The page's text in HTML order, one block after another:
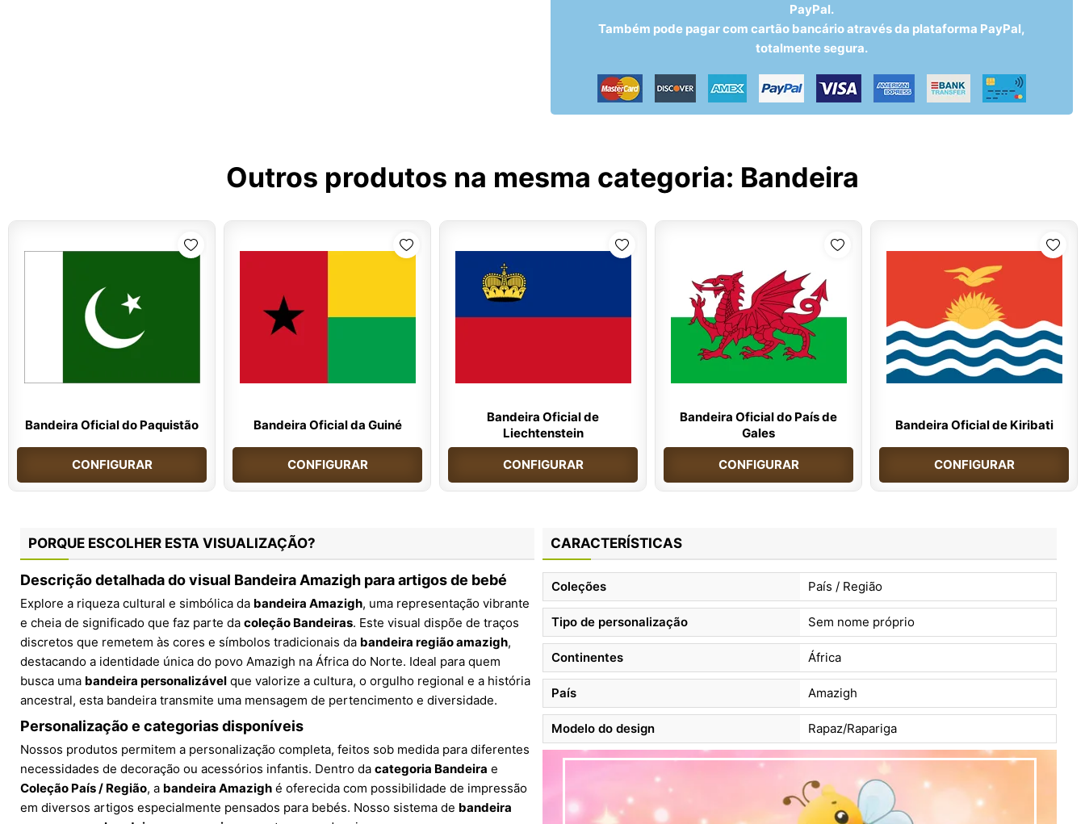
PayPal.
Também pode pagar com cartão bancário através da plataforma PayPal,
totalmente segura.
Outros produtos na mesma categoria: Bandeira
Bandeira Oficial do Paquistão
CONFIGURAR
Bandeira Oficial da Guiné
CONFIGURAR
Bandeira Oficial de
Liechtenstein
CONFIGURAR
Bandeira Oficial do País de
Gales
CONFIGURAR
Bandeira Oficial de Kiribati
CONFIGURAR
PORQUE ESCOLHER ESTA VISUALIZAÇÃO?
Descrição detalhada do visual Bandeira Amazigh para artigos de bebé
Explore a riqueza cultural e simbólica da bandeira Amazigh, uma representação vibrante
e cheia de significado que faz parte da coleção Bandeiras. Este visual dispõe de traços
discretos que remetem às cores e símbolos tradicionais da bandeira região amazigh,
destacando a identidade única do povo Amazigh na África do Norte. Ideal para quem
busca uma bandeira personalizável que valorize a cultura, o orgulho regional e a história
ancestral, esta bandeira transmite uma mensagem de pertencimento e diversidade.
Personalização e categorias disponíveis
Nossos produtos permitem a personalização completa, feitos sob medida para diferentes
necessidades de decoração ou acessórios infantis. Dentro da categoria Bandeira e
Coleção País / Região, a bandeira Amazigh é oferecida com possibilidade de impressão
em diversos artigos especialmente pensados para bebés. Nosso sistema de bandeira
CARACTERÍSTICAS
Coleções País / Região
Tipo de personalização Sem nome próprio
Continentes África
País Amazigh
Modelo do design Rapaz/Rapariga